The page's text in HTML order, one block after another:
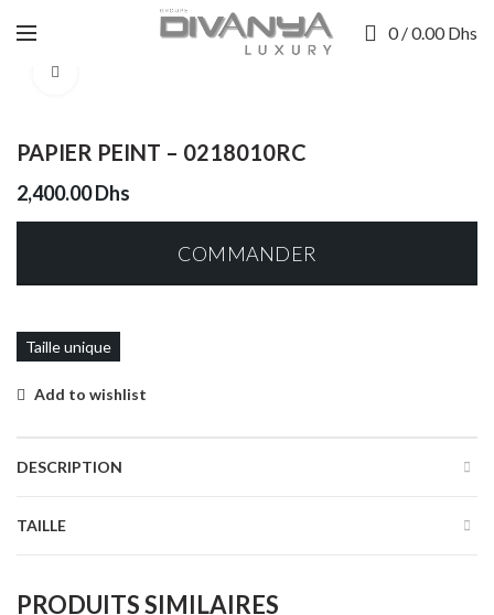
0/0.00Dhs
PAPIER PEINT – 0218010RC
2,400.00Dhs
COMMANDER
Taille unique
Add to wishlist
DESCRIPTION
TAILLE
PRODUITS SIMILAIRES